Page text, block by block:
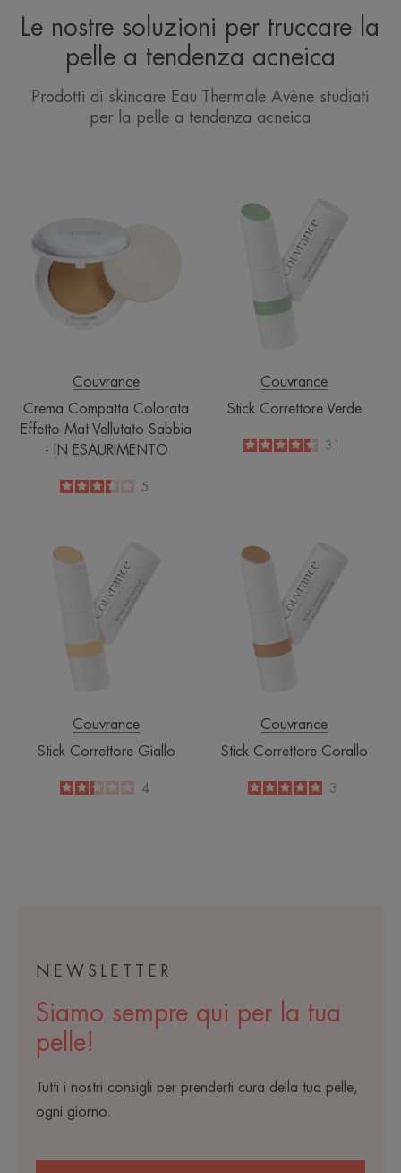
Le nostre soluzioni per truccare la
pelle a tendenza acneica
Prodotti di skincare Eau Thermale Avène studiati
per la pelle a tendenza acneica
Mat
Vellutato
ESAURIMENTO
Couvrance
Crema Compatta Colorata
Effetto Mat Vellutato Sabbia
- IN ESAURIMENTO
3.4
/
5
5
Correttore
Verde
Couvrance
Stick Correttore Verde
4.5
/
5
31
Correttore
Giallo
Couvrance
Stick Correttore Giallo
2.3
/
5
4
Correttore
Corallo
Couvrance
Stick Correttore Corallo
5
/
5
3
NEWSLETTER
Siamo sempre qui per la tua
pelle!
Tutti i nostri consigli per prenderti cura della tua pelle,
ogni giorno.